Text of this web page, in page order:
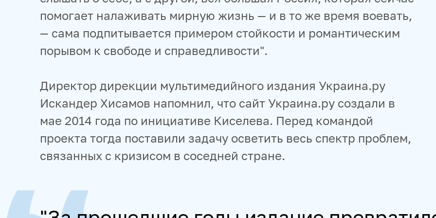
помогает налаживать мирную жизнь — и в то же время воевать,
— сама подпитывается примером стойкости и романтическим
порывом к свободе и справедливости".
Директор дирекции мультимедийного издания Украина.ру
Искандер Хисамов напомнил, что сайт Украина.ру создали в
мае 2014 года по инициативе Киселева. Перед командой
проекта тогда поставили задачу осветить весь спектр проблем,
связанных с кризисом в соседней стране.